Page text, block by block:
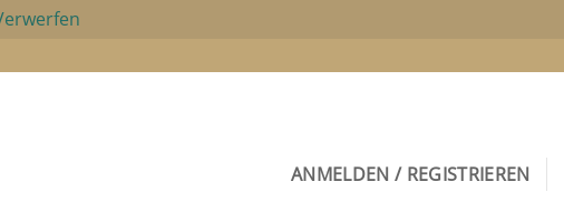
ANMELDEN / REGISTRIEREN